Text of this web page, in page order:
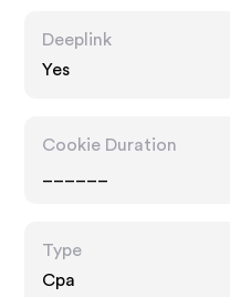
Deeplink
Yes
Cookie Duration
Type
Cpa